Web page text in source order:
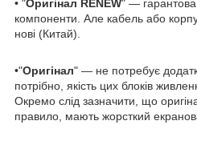
• "Оригінал RENEW" —
компоненти. Але кабель або
нові (Китай).
•"Оригінал" — не потребує
потрібно, якість цих блоків
Окремо слід зазначити, що
правило, мають жорсткий